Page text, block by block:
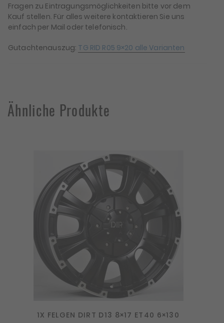
Fragen zu Eintragungsmöglichkeiten bitte vor dem
Kauf stellen. Für alles weitere kontaktieren Sie uns
einfach per Mail oder telefonisch.
Gutachtenauszug: TG RID R05 9×20 alle Varianten
Ähnliche Produkte
1X FELGEN DIRT D13 8×17 ET40 6×130